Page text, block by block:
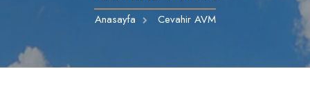
Odalarımız
Anasayfa Cevahir AVM